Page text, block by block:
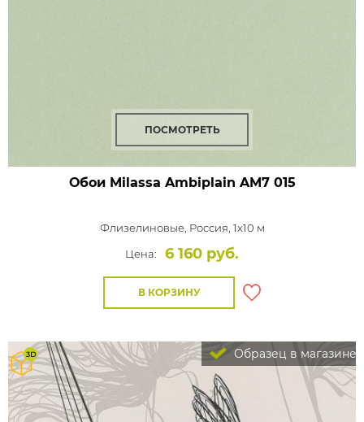
ПОСМОТРЕТЬ
Обои Milassa Ambiplain AM7 015
Флизелиновые, Россия, 1x10 м
Цена:
6 160 руб.
В КОРЗИНУ
Образец в магазине